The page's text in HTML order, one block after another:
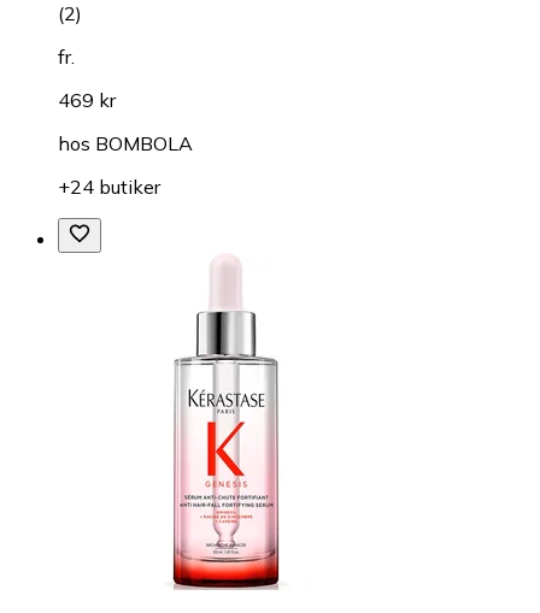
(2)
fr.
469 kr
hos BOMBOLA
+24 butiker